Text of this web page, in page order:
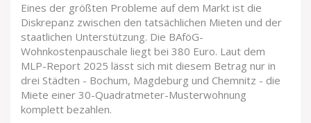
Eines der größten Probleme auf dem Markt ist die
Diskrepanz zwischen den tatsächlichen Mieten und der
staatlichen Unterstützung. Die BAföG-
Wohnkostenpauschale liegt bei 380 Euro. Laut dem
MLP-Report 2025 lässt sich mit diesem Betrag nur in
drei Städten - Bochum, Magdeburg und Chemnitz - die
Miete einer 30-Quadratmeter-Musterwohnung
komplett bezahlen.